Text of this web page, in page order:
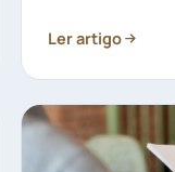
Ler artigo